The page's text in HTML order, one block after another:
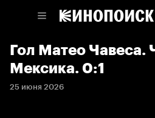
Гол Матео Чавеса.
Мексика. 0:1
25 июня 2026